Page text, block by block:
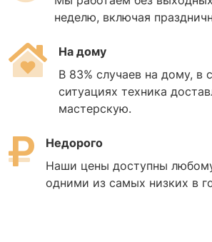
неделю, включая
На дому
В 83% случаев на дому, в
ситуациях техника
мастерскую.
Недорого
Наши цены доступны
одними из самых низких в